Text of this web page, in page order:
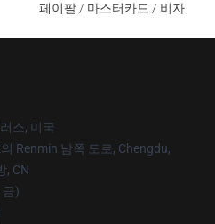
페이팔 / 마스터카드 / 비자
스, 미국
Renmin 남쪽 도로, Chengdu,
, CN
금)